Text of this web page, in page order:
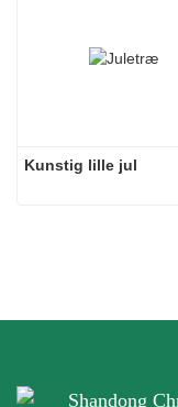
Kunstig lille jul
Shandong